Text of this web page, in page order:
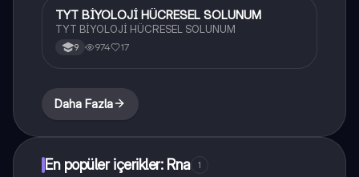
Biyoloji
TYT BİYOLOJİ HÜCRESEL SOLUNUM
TYT BİYOLOJİ HÜCRESEL SOLUNUM
9 974 17
Daha Fazla
En popüler içerikler: Rna 1